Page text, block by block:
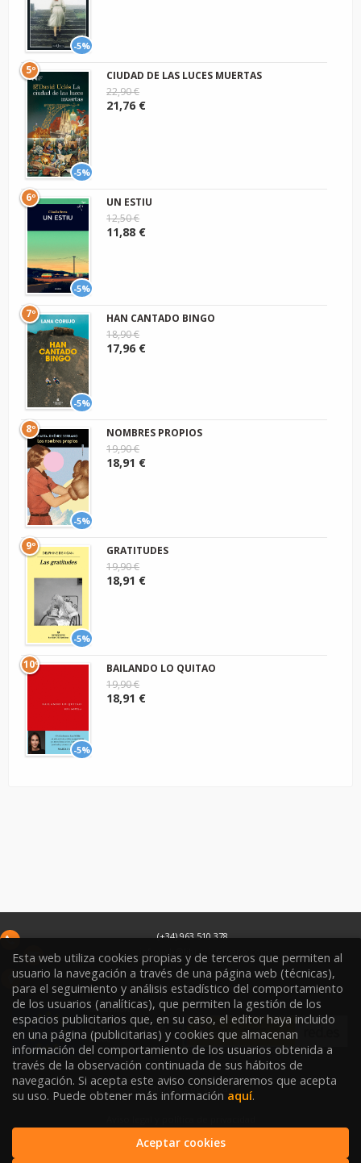
-5%
-5%
5º
CIUDAD DE LAS LUCES MUERTAS
22,90 €
21,76 €
-5%
6º
UN ESTIU
12,50 €
11,88 €
-5%
7º
HAN CANTADO BINGO
18,90 €
17,96 €
-5%
8º
NOMBRES PROPIOS
19,90 €
18,91 €
-5%
9º
GRATITUDES
19,90 €
18,91 €
-5%
10º
BAILANDO LO QUITAO
19,90 €
18,91 €
(+34) 963 510 378
infoweb@libreriasoriano.com
C/ Xàtiva 15
46002 Valencia España
Condiciones de venta
Política de Protección de Datos
Esta web utiliza cookies propias y de terceros que permiten al
usuario la navegación a través de una página web (técnicas),
para el seguimiento y análisis estadístico del comportamiento
de los usuarios (analíticas), que permiten la gestión de los
espacios publicitarios que, en su caso, el editor haya incluido
en una página (publicitarias) y cookies que almacenan
información del comportamiento de los usuarios obtenida a
través de la observación continuada de sus hábitos de
navegación. Si acepta este aviso consideraremos que acepta
su uso. Puede obtener más información aquí.
Aceptar cookies